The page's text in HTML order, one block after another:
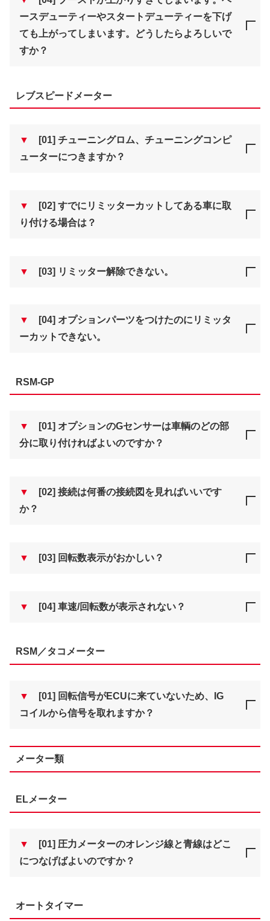
ースデューティーやスタートデューティーを下げ
ても上がってしまいます。どうしたらよろしいで
すか？
レブスピードメーター
▼
[01] チューニングロム、チューニングコンピ
ューターにつきますか？
▼
[02] すでにリミッターカットしてある車に取
り付ける場合は？
▼ [03] リミッター解除できない。
▼
[04] オプションパーツをつけたのにリミッタ
ーカットできない。
RSM-GP
▼
[01] オプションのGセンサーは車輌のどの部
分に取り付ければよいのですか？
▼
[02] 接続は何番の接続図を見ればいいです
か？
▼ [03] 回転数表示がおかしい？
▼ [04] 車速/回転数が表示されない？
RSM／タコメーター
▼
[01] 回転信号がECUに来ていないため、IG
コイルから信号を取れますか？
メーター類
ELメーター
▼
[01] 圧力メーターのオレンジ線と青線はどこ
につなげばよいのですか？
オートタイマー